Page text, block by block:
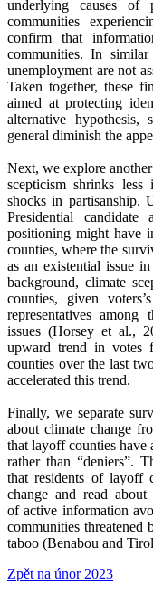
underlying causes of
communities
confirm that
communities. In
unemployment are not
Taken together, these
aimed at protecting
alternative
general diminish the
Next, we explore
scepticism shrinks
shocks in partisanship.
Presidential
positioning might have
counties, where the
as an existential issue
background, climate
counties, given
representatives
issues (Horsey et al.,
upward trend in votes
counties over the last
accelerated this trend.
Finally, we separate
about climate change
that layoff counties have
rather than “deniers”.
that residents of layoff
change and read
of active information
communities threatened
taboo (Benabou and
Zpět na únor 2023